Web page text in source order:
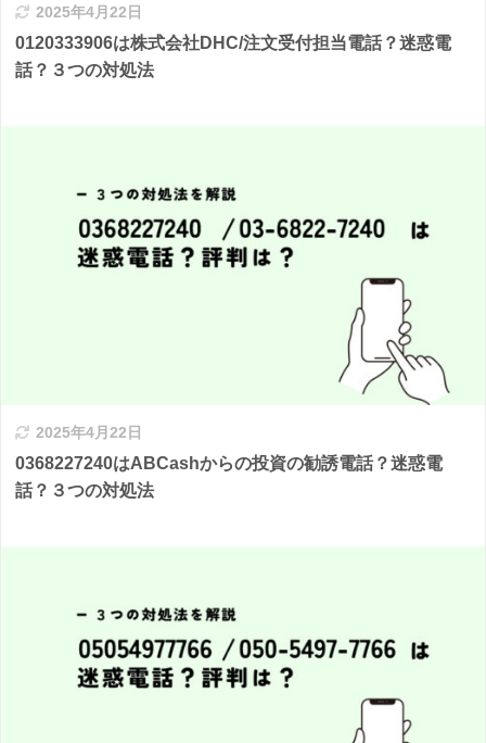
2025年4月22日
0120333906は株式会社DHC/注文受付担当電話？迷惑電
話？３つの対処法
2025年4月22日
0368227240はABCashからの投資の勧誘電話？迷惑電
話？３つの対処法